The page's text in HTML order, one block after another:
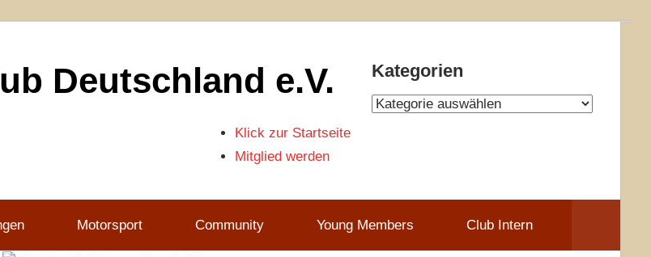
Deutschland e.V. Kategorien
Kategorien
Klick zur Startseite
Mitglied werden
Motorsport Community Young Members Club Intern